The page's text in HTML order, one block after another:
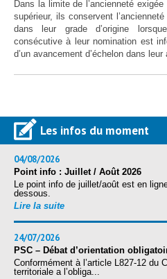
Dans la limite de l’ancienneté
supérieur, ils conservent
dans leur grade d’origine
consécutive à leur nomination est
d’un avancement d’échelon dans
Les infos du moment
04/08/2026
Point info : Juillet / Août 2026
Le point info de juillet/août est en
dessous.
Lire la suite
24/07/2026
PSC – Débat d’orientation
Conformément à l’article L827-12 du
territoriale a l’obliga...